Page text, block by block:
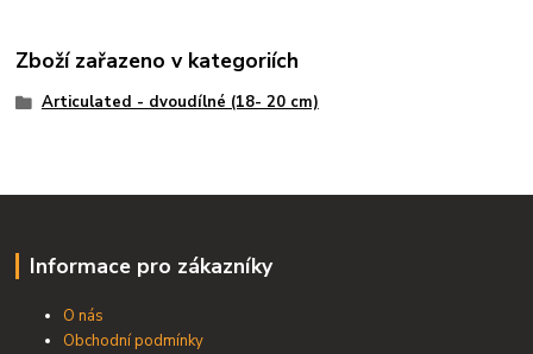
Zboží zařazeno v kategoriích
Articulated - dvoudílné (18- 20 cm)
Informace pro zákazníky
O nás
Obchodní podmínky